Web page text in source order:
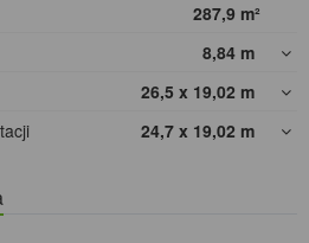
287,9 m²
8,84 m
26,5 x 19,02 m
24,7 x 19,02 m